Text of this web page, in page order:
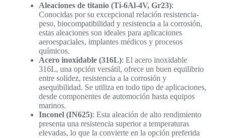
Aleaciones de titanio (Ti-6Al-4V, Gr23):
Conocidas por su excepcional relación resistencia-
peso, biocompatibilidad y resistencia a la corrosión,
estas aleaciones son ideales para aplicaciones
aeroespaciales, implantes médicos y procesos
químicos.
Acero inoxidable (316L): El acero inoxidable
316L, una opción versátil, ofrece un buen equilibrio
entre solidez, resistencia a la corrosión y
asequibilidad. Se utiliza en todo tipo de aplicaciones,
desde componentes de automoción hasta equipos
marinos.
Inconel (IN625): Esta aleación de alto rendimiento
presenta una resistencia superior a temperaturas
elevadas, lo que la convierte en la opción preferida